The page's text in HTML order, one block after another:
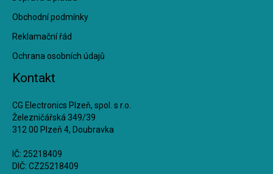
Obchodní podmínky
Reklamační řád
Ochrana osobních údajů
Kontakt
CG Electronics Plzeň, spol. s r.o.
Železničářská 349/39
312 00 Plzeň 4, Doubravka
IČ: 25218409
DIČ: CZ25218409